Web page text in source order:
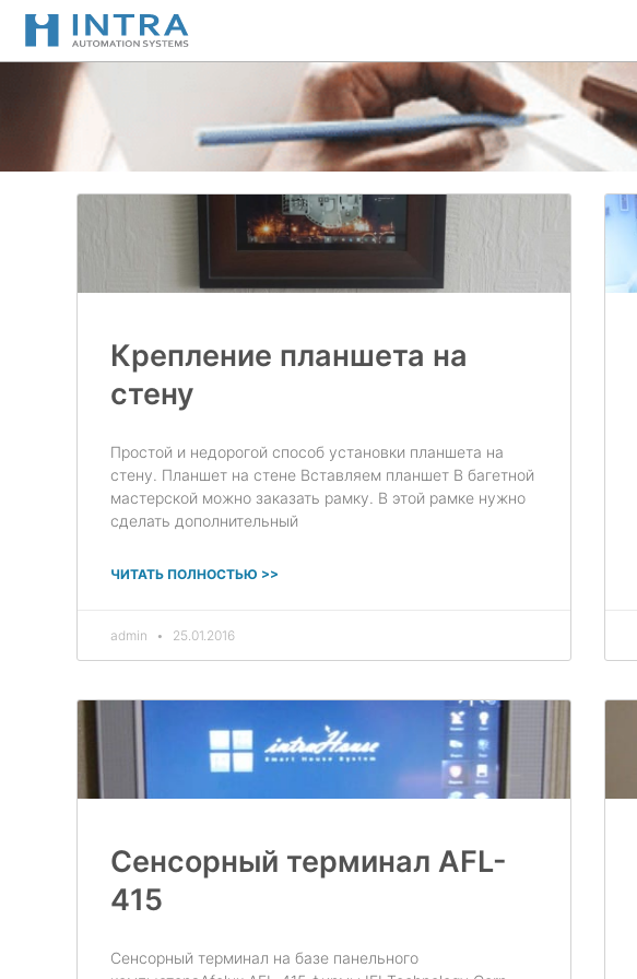
Перейти
содержимому
Крепление планшета на
стену
Простой и недорогой способ установки планшета на
стену. Планшет на стене Вставляем планшет В багетной
мастерской можно заказать рамку. В этой рамке нужно
сделать дополнительный
ЧИТАТЬ ПОЛНОСТЬЮ >>
admin 25.01.2016
Сенсорный терминал AFL-
415
Сенсорный терминал на базе панельного